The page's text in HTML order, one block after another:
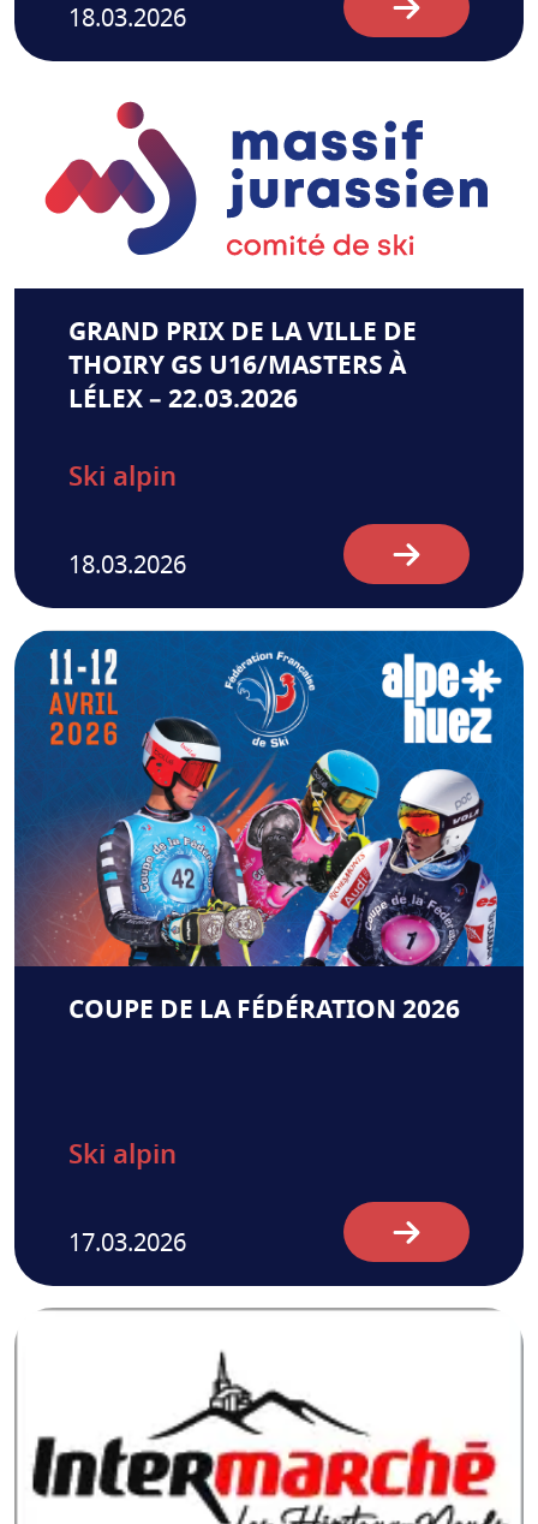
18.03.2026
GRAND PRIX DE LA VILLE DE
THOIRY GS U16/MASTERS À
LÉLEX – 22.03.2026
Ski alpin
18.03.2026
COUPE DE LA FÉDÉRATION 2026
Ski alpin
17.03.2026